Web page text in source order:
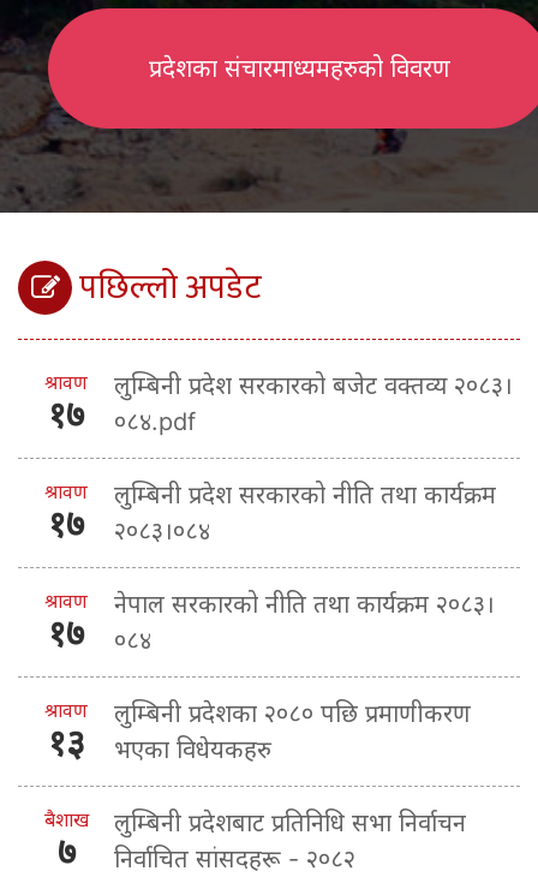
प्रदेशका संचारमाध्यमहरुको विवरण
पछिल्लो अपडेट
श्रावण
१७
लुम्बिनी प्रदेश सरकारको बजेट वक्तव्य २०८३।
०८४.pdf
श्रावण
१७
लुम्बिनी प्रदेश सरकारको नीति तथा कार्यक्रम
२०८३।०८४
श्रावण
१७
नेपाल सरकारको नीति तथा कार्यक्रम २०८३।
०८४
श्रावण
१३
लुम्बिनी प्रदेशका २०८० पछि प्रमाणीकरण
भएका विधेयकहरु
बैशाख
७
लुम्बिनी प्रदेशबाट प्रतिनिधि सभा निर्वाचन
निर्वाचित सांसदहरू - २०८२